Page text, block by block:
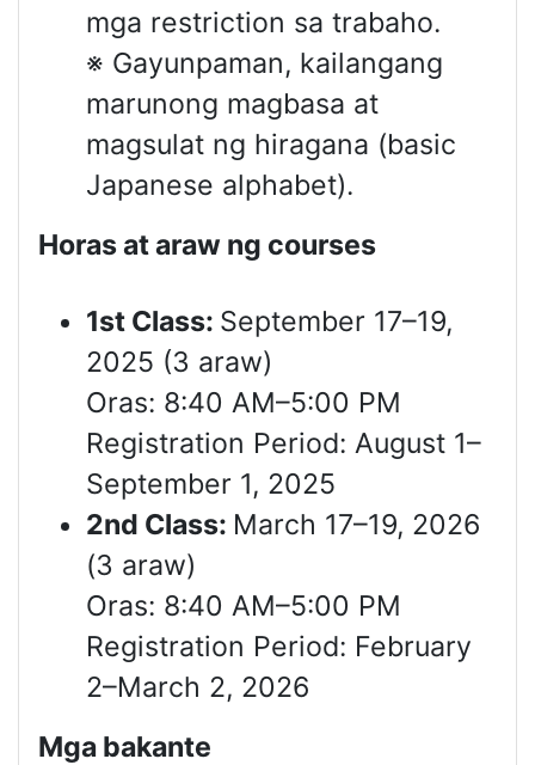
mga restriction sa trabaho.
※ Gayunpaman, kailangang
marunong magbasa at
magsulat ng hiragana (basic
Japanese alphabet).
Horas at araw ng courses
1st Class: September 17–19,
2025 (3 araw)
Oras: 8:40 AM–5:00 PM
Registration Period: August 1–
September 1, 2025
2nd Class: March 17–19, 2026
(3 araw)
Oras: 8:40 AM–5:00 PM
Registration Period: February
2–March 2, 2026
Mga bakante